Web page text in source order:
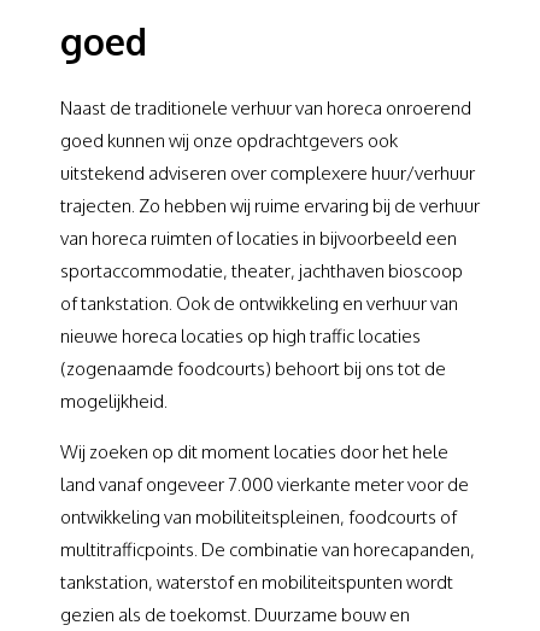
goed
Naast de traditionele verhuur van horeca onroerend
goed kunnen wij onze opdrachtgevers ook
uitstekend adviseren over complexere huur/verhuur
trajecten. Zo hebben wij ruime ervaring bij de verhuur
van horeca ruimten of locaties in bijvoorbeeld een
sportaccommodatie, theater, jachthaven bioscoop
of tankstation. Ook de ontwikkeling en verhuur van
nieuwe horeca locaties op high traffic locaties
(zogenaamde foodcourts) behoort bij ons tot de
mogelijkheid.
Wij zoeken op dit moment locaties door het hele
land vanaf ongeveer 7.000 vierkante meter voor de
ontwikkeling van mobiliteitspleinen, foodcourts of
multitrafficpoints. De combinatie van horecapanden,
tankstation, waterstof en mobiliteitspunten wordt
gezien als de toekomst. Duurzame bouw en